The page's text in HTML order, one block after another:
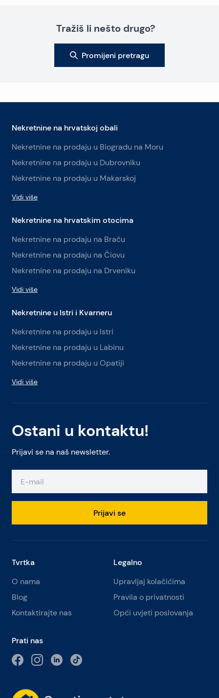
Tražiš li nešto drugo?
Promijeni pretragu
Ostani u kontaktu!
Prijavi se na naš newsletter.
Prijavi se
Nekretnine na hrvatskoj obali
Nekretnine na prodaju u Biogradu na Moru
Nekretnine na prodaju u Dubrovniku
Nekretnine na prodaju u Makarskoj
Vidi više
Nekretnine na hrvatskim otocima
Nekretnine na prodaju na Braču
Nekretnine na prodaju na Čiovu
Nekretnine na prodaju na Drveniku
Vidi više
Nekretnine u Istri i Kvarneru
Nekretnine na prodaju u Istri
Nekretnine na prodaju u Labinu
Nekretnine na prodaju u Opatiji
Vidi više
Tvrtka
O nama
Blog
Kontaktirajte nas
Legalno
Upravljaj kolačićima
Pravila o privatnosti
Opći uvjeti poslovanja
Prati nas